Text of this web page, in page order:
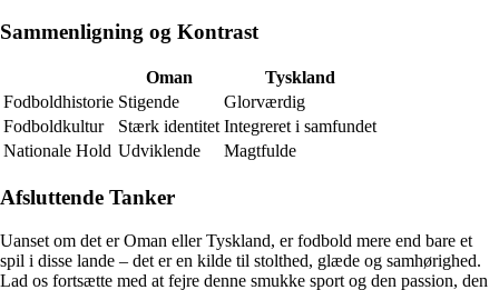
Sammenligning og Kontrast
Oman
Tyskland
Fodboldhistorie Stigende
Glorværdig
Fodboldkultur
Stærk identitet Integreret i samfundet
Nationale Hold Udviklende Magtfulde
Afsluttende Tanker
Uanset om det er Oman eller Tyskland, er fodbold mere end bare et
spil i disse lande – det er en kilde til stolthed, glæde og samhørighed.
Lad os fortsætte med at fejre denne smukke sport og den passion, den